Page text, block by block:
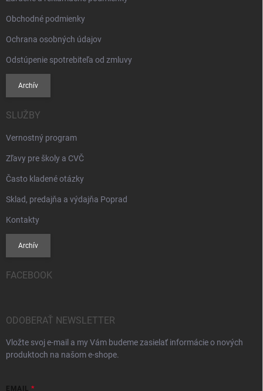
Obchodné podmienky
Ochrana osobných údajov
Odstúpenie spotrebiteľa od zmluvy
Archív
SLUŽBY
Vernostný program
Zľavy pre školy a CVČ
Často kladené otázky
Sklad, predajňa a výdajňa Poprad
Kontakty
Archív
FACEBOOK
ODOBERAŤ NEWSLETTER
Vložte svoj e-mail a my Vám budeme zasielať informácie o nových
produktoch na našom e-shope.
EMAIL